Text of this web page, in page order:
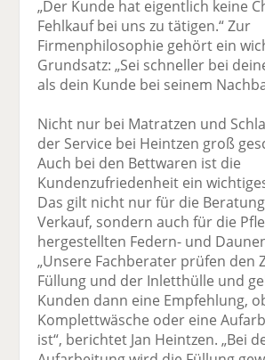
„Der Kunde hat eigentlich keine
Fehlkauf bei uns zu tätigen.“ Zur
Firmenphilosophie gehört ein
Grundsatz: „Sei schneller bei
als dein Kunde bei seinem
Nicht nur bei Matratzen und
der Service bei Heintzen groß
Auch bei den Bettwaren ist die
Kundenzufriedenheit ein
Das gilt nicht nur für die
Verkauf, sondern auch für die
hergestellten Federn- und
„Unsere Fachberater prüfen den
Füllung und der Inletthülle und
Kunden dann eine Empfehlung,
Komplettwäsche oder eine
ist“, berichtet Jan Heintzen. „Bei